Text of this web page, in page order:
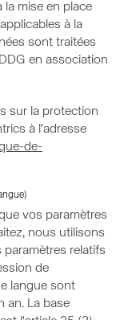
la mise en place
à la
sont traitées
en association
sur la protection
à l'adresse
de-
vos paramètres
nous utilisons
relatifs
de
langue sont
an. La base